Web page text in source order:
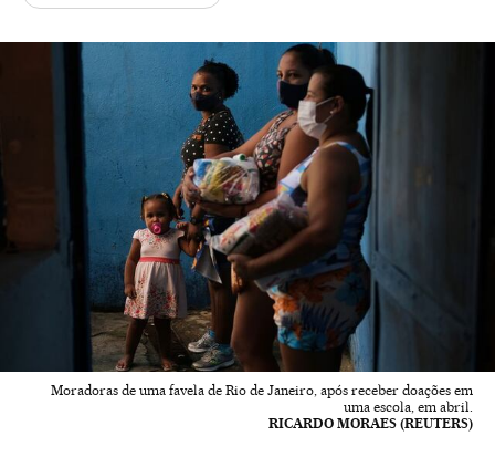
Moradoras de uma favela de Rio de Janeiro, após receber doações em
uma escola, em abril.
RICARDO MORAES (REUTERS)